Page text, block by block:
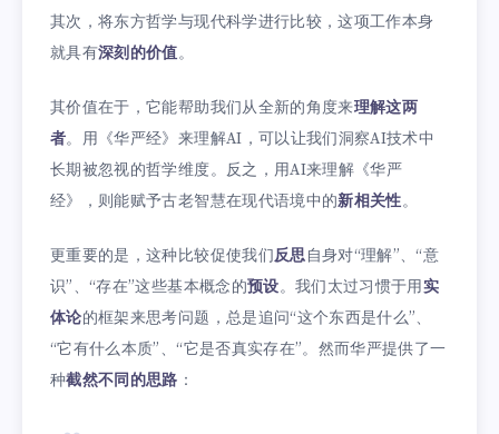
其次，将东方哲学与现代科学进行比较，这项工作本身
就具有深刻的价值。
其价值在于，它能帮助我们从全新的角度来理解这两
者。用《华严经》来理解AI，可以让我们洞察AI技术中
长期被忽视的哲学维度。反之，用AI来理解《华严
经》，则能赋予古老智慧在现代语境中的新相关性。
更重要的是，这种比较促使我们反思自身对“理解”、“意
识”、“存在”这些基本概念的预设。我们太过习惯于用实
体论的框架来思考问题，总是追问“这个东西是什么”、
“它有什么本质”、“它是否真实存在”。然而华严提供了一
种截然不同的思路 ：